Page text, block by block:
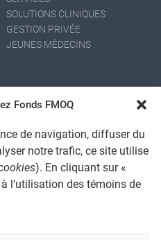
Fonds FMOQ
de navigation, diffuser du
notre trafic, ce site utilise
). En cliquant sur «
l’utilisation des témoins de
SOLUTIONS CLINIQUES
GESTION PRIVÉE
JEUNES MÉDECINS